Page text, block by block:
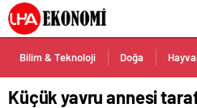
Bilim & Teknoloji Doğa
Küçük yavru annesi